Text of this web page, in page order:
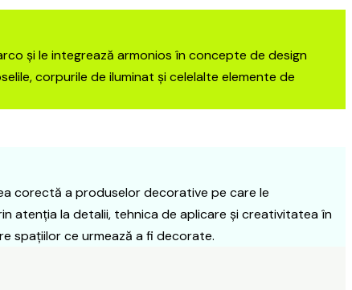
și le integrează armonios în concepte de design
corpurile de iluminat și celelalte elemente de
corectă a produselor decorative pe care le
atenția la detalii, tehnica de aplicare și creativitatea în
spațiilor ce urmează a fi decorate.